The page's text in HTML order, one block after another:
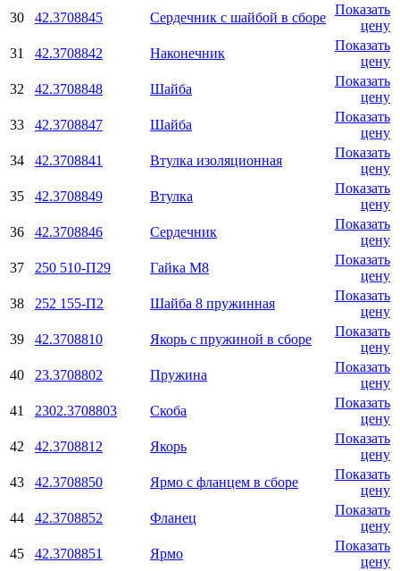
30
42.3708845 Сердечник с шайбой в сборе
Показать
цену
31
42.3708842 Наконечник
Показать
цену
32
42.3708848 Шайба
Показать
цену
33
42.3708847 Шайба
Показать
цену
34
42.3708841 Втулка изоляционная
Показать
цену
35
42.3708849 Втулка
Показать
цену
36
42.3708846 Сердечник
Показать
цену
37
250 510-П29 Гайка М8
Показать
цену
38
252 155-П2 Шайба 8 пружинная
Показать
цену
39
42.3708810 Якорь с пружиной в сборе
Показать
цену
40
23.3708802 Пружина
Показать
цену
41
2302.3708803 Скоба
Показать
цену
42
42.3708812 Якорь
Показать
цену
43
42.3708850 Ярмо с фланцем в сборе
Показать
цену
44
42.3708852 Фланец
Показать
цену
45
42.3708851 Ярмо
Показать
цену